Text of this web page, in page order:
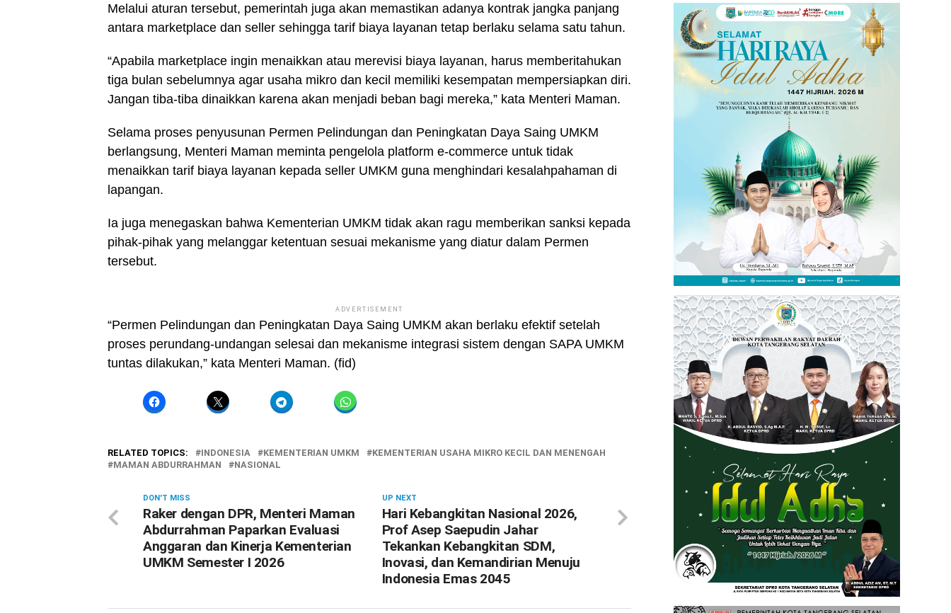
Melalui aturan tersebut, pemerintah juga akan memastikan adanya kontrak jangka panjang
antara marketplace dan seller sehingga tarif biaya layanan tetap berlaku selama satu tahun.
“Apabila marketplace ingin menaikkan atau merevisi biaya layanan, harus memberitahukan
tiga bulan sebelumnya agar usaha mikro dan kecil memiliki kesempatan mempersiapkan diri.
Jangan tiba-tiba dinaikkan karena akan menjadi beban bagi mereka,” kata Menteri Maman.
Selama proses penyusunan Permen Pelindungan dan Peningkatan Daya Saing UMKM
berlangsung, Menteri Maman meminta pengelola platform e-commerce untuk tidak
menaikkan tarif biaya layanan kepada seller UMKM guna menghindari kesalahpahaman di
lapangan.
Ia juga menegaskan bahwa Kementerian UMKM tidak akan ragu memberikan sanksi kepada
pihak-pihak yang melanggar ketentuan sesuai mekanisme yang diatur dalam Permen
tersebut.
ADVERTISEMENT
“Permen Pelindungan dan Peningkatan Daya Saing UMKM akan berlaku efektif setelah
proses perundang-undangan selesai dan mekanisme integrasi sistem dengan SAPA UMKM
tuntas dilakukan,” kata Menteri Maman. (fid)
RELATED TOPICS: INDONESIA KEMENTERIAN UMKM
KEMENTERIAN USAHA MIKRO KECIL DAN MENENGAH
MAMAN ABDURRAHMAN
NASIONAL
UP NEXT
Hari Kebangkitan Nasional 2026,
Prof Asep Saepudin Jahar
Tekankan Kebangkitan SDM,
Inovasi, dan Kemandirian Menuju
Indonesia Emas 2045
DON'T MISS
Raker dengan DPR, Menteri Maman
Abdurrahman Paparkan Evaluasi
Anggaran dan Kinerja Kementerian
UMKM Semester I 2026